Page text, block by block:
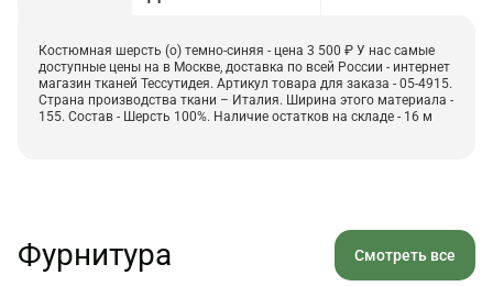
Костюмная шерсть (о) темно-синяя - цена 3 500 ₽ У нас самые
доступные цены на в Москве, доставка по всей России - интернет
магазин тканей Тессутидея. Артикул товара для заказа - 05-4915.
Страна производства ткани – Италия. Ширина этого материала -
155. Состав - Шерсть 100%. Наличие остатков на складе - 16 м
Фурнитура Смотреть все